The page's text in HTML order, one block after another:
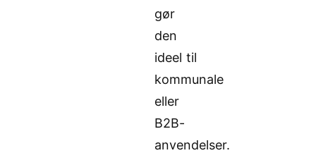
gør
den
ideel til
kommunale
eller
B2B-
anvendelser.